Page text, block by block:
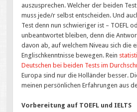
auszusprechen. Welcher der beiden
muss jede/r selbst entscheiden. Und
Test denn nun schwieriger ist – TOEFL
unbeantwortet bleiben, denn die
davon ab, auf welchem Niveau sich die
Englischkenntnisse bewegen. Rein
Deutschen bei beiden Tests im
Europa sind nur die Holländer besser.
meinen persönlichen Erfahrungen aus
Vorbereitung auf TOEFL und IELTS